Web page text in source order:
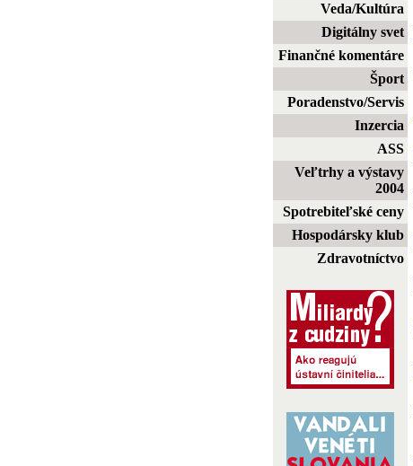
Veda/Kultúra
Digitálny svet
Finančné komentáre
Šport
Poradenstvo/Servis
Inzercia
ASS
Veľtrhy a výstavy
2004
Spotrebiteľské ceny
Hospodársky klub
Zdravotníctvo